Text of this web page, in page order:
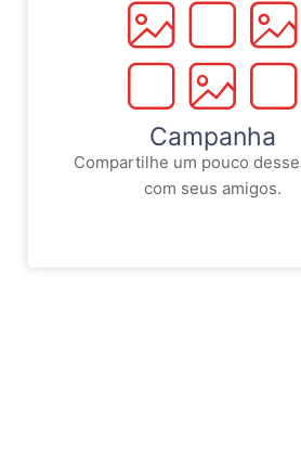
Campanha
Compartilhe um pouco
com seus amigos.